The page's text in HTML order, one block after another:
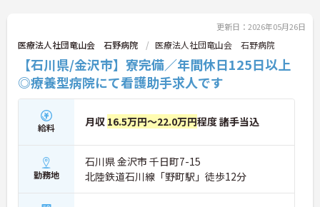
更新日：2026年05月26日
医療法人社団竜山会 石野病院 医療法人社団竜山会 石野病院
【石川県/金沢市】寮完備／年間休日125日以上
◎療養型病院にて看護助手求人です
給料 月収 16.5万円～22.0万円程度 諸手当込
勤務地
石川県 金沢市 千日町7-15
北陸鉄道石川線「野町駅」徒歩12分